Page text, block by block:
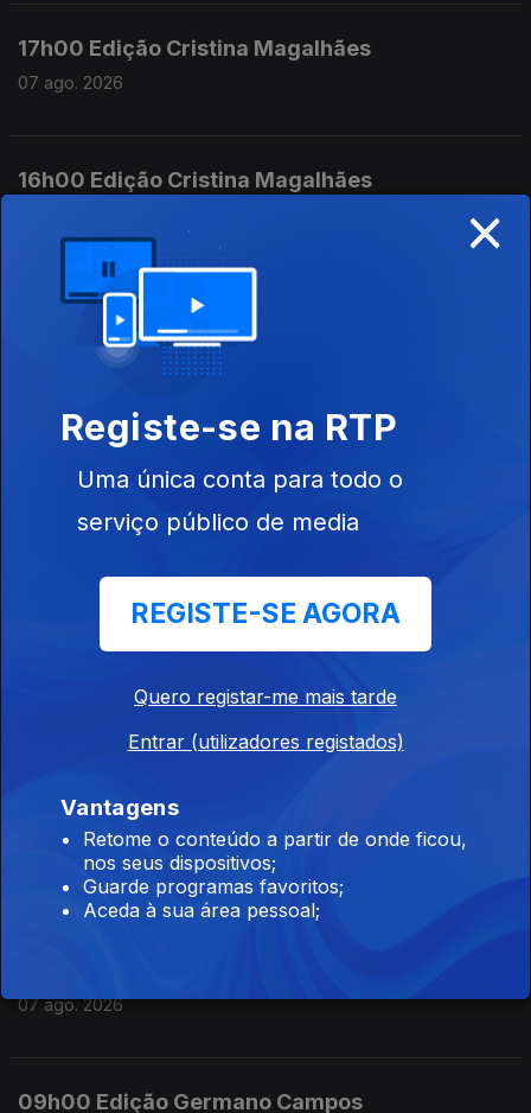
17h00 Edição Cristina Magalhães
07 ago. 2026
16h00 Edição Cristina Magalhães
15h00 Edição Susana Lemos
07 ago. 2026
14h00 Edição Susana Lemos
07 ago. 2026
13h00 Edição Susana Lemos
12h00 Edição Susana Lemos
11h00 Edição Susana Lemos
07 ago. 2026
07 ago. 2026
09h00 Edição Germano Campos
×
Registe-se na RTP
Uma única conta para todo o
serviço público de media
REGISTE-SE AGORA
Quero registar-me mais tarde
Entrar (utilizadores registados)
Vantagens
Retome o conteúdo a partir de onde ficou,
nos seus dispositivos;
Guarde programas favoritos;
Aceda à sua área pessoal;